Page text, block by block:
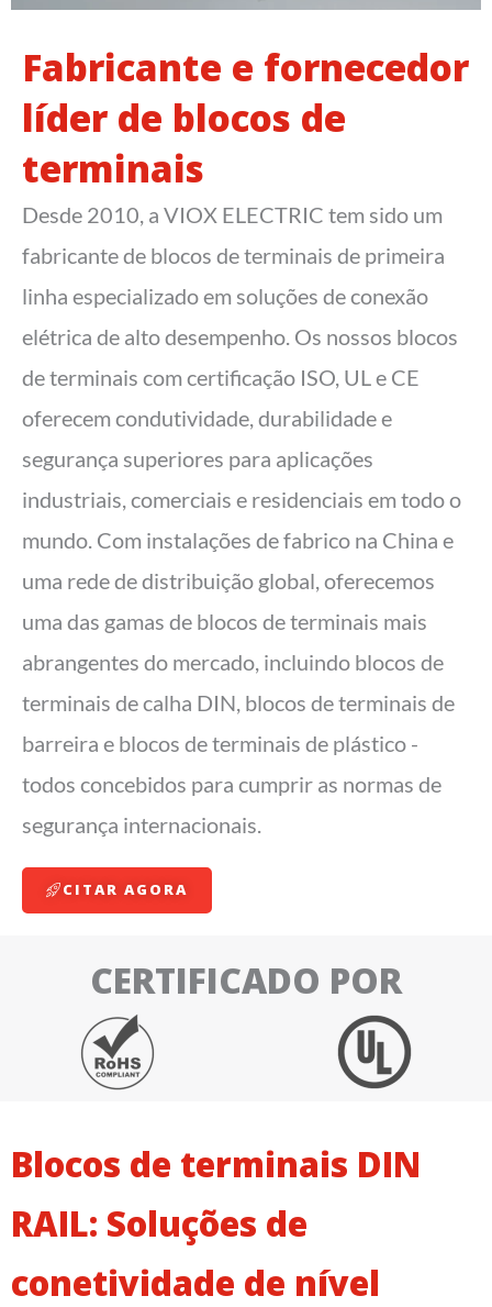
Fabricante e fornecedor
líder de blocos de
terminais
Desde 2010, a VIOX ELECTRIC tem sido um
fabricante de blocos de terminais de primeira
linha especializado em soluções de conexão
elétrica de alto desempenho. Os nossos blocos
de terminais com certificação ISO, UL e CE
oferecem condutividade, durabilidade e
segurança superiores para aplicações
industriais, comerciais e residenciais em todo o
mundo. Com instalações de fabrico na China e
uma rede de distribuição global, oferecemos
uma das gamas de blocos de terminais mais
abrangentes do mercado, incluindo blocos de
terminais de calha DIN, blocos de terminais de
barreira e blocos de terminais de plástico -
todos concebidos para cumprir as normas de
segurança internacionais.
CITAR AGORA
CERTIFICADO POR
Blocos de terminais DIN
RAIL: Soluções de
conetividade de nível